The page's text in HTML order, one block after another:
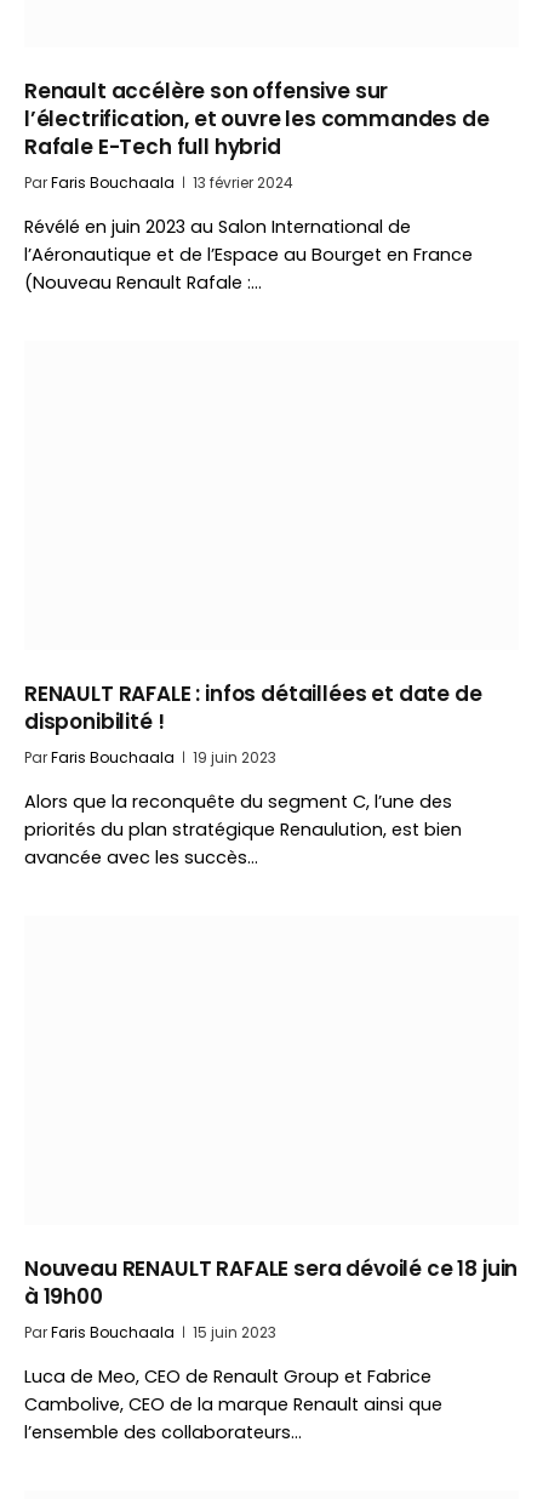
Renault accélère son offensive sur
l’électrification, et ouvre les commandes de
Rafale E-Tech full hybrid
ParFaris Bouchaala 13 février 2024
Révélé en juin 2023 au Salon International de
l’Aéronautique et de l’Espace au Bourget en France
(Nouveau Renault Rafale :…
RENAULT RAFALE : infos détaillées et date de
disponibilité !
ParFaris Bouchaala 19 juin 2023
Alors que la reconquête du segment C, l’une des
priorités du plan stratégique Renaulution, est bien
avancée avec les succès…
Nouveau RENAULT RAFALE sera dévoilé ce 18 juin
à 19h00
ParFaris Bouchaala 15 juin 2023
Luca de Meo, CEO de Renault Group et Fabrice
Cambolive, CEO de la marque Renault ainsi que
l’ensemble des collaborateurs…